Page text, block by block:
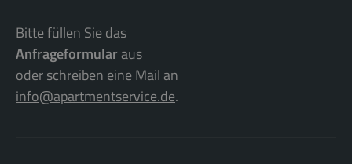
Bitte füllen Sie das
Anfrageformularaus
oder schreiben eine Mail an
info@apartmentservice.de.